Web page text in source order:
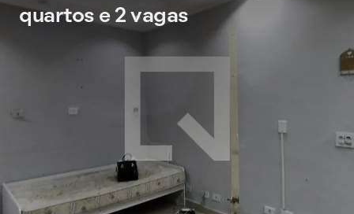
quartos e 2 vagas